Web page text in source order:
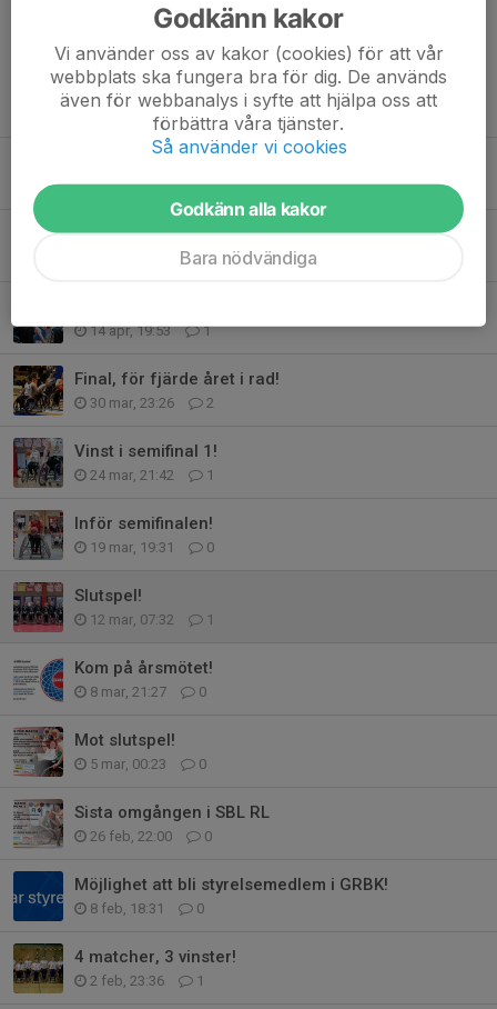
Tidigare nyheter
16 jun, 23:37 0
Norrköping blev ett nummer för stort!
0
14 apr, 19:53 1
Final, för fjärde året i rad!
30 mar, 23:26 2
Vinst i semifinal 1!
24 mar, 21:42 1
Inför semifinalen!
19 mar, 19:31 0
Slutspel!
12 mar, 07:32 1
Kom på årsmötet!
8 mar, 21:27 0
Mot slutspel!
5 mar, 00:23 0
Sista omgången i SBL RL
26 feb, 22:00 0
Möjlighet att bli styrelsemedlem i GRBK!
8 feb, 18:31 0
4 matcher, 3 vinster!
2 feb, 23:36 1
Godkänn kakor
Vi använder oss av kakor (cookies) för att vår
webbplats ska fungera bra för dig. De används
även för webbanalys i syfte att hjälpa oss att
förbättra våra tjänster.
Så använder vi cookies
Godkänn alla kakor
Bara nödvändiga